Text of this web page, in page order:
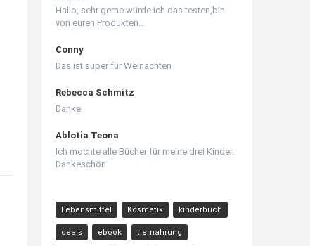
Hallo, sehr gerne würde ich das testen,bin
von euren Produkten…
Conny
Das ist super für Weinachten
Rebecca Schmitz
Danke
Ablotia Teona
Ich mochte alle Bücher für meine drei Kinder.
Dankeschön
Lebensmittel Kosmetik kinderbuch
deals ebook tiernahrung